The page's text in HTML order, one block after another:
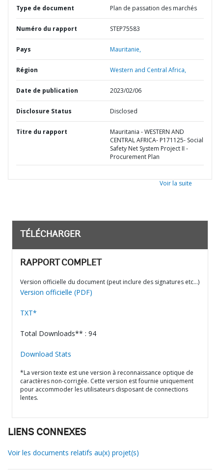
Type de document Plan de passation des marchés
Numéro du rapport STEP75583
Pays Mauritanie,
Région Western and Central Africa,
Date de publication 2023/02/06
Disclosure Status Disclosed
Titre du rapport
Mauritania - WESTERN AND
CENTRAL AFRICA- P171125- Social
Safety Net System Project II -
Procurement Plan
Voir la suite
TÉLÉCHARGER
RAPPORT COMPLET
Version officielle du document (peut inclure des signatures etc…)
Version officielle (PDF)
TXT*
Total Downloads** : 94
Download Stats
*La version texte est une version à reconnaissance optique de
caractères non-corrigée. Cette version est fournie uniquement
pour accommoder les utilisateurs disposant de connections
lentes.
LIENS CONNEXES
Voir les documents relatifs au(x) projet(s)